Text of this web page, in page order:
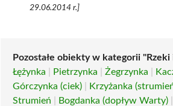
29.06.2014 r.]
Pozostałe obiekty w kategorii "Rzeki
Łężynka
Pietrzynka |Żegrzynka
Górczynka (ciek)
Krzyżanka
Strumień
Bogdanka (dopływ Warty)